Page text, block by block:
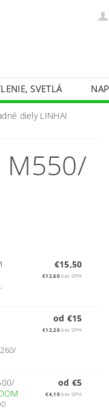
SVETLÁ
diely LINHAI
M550/
€15,50
€12,60bez DPH
od €15
€12,20bez DPH
od €5
€4,10bez DPH